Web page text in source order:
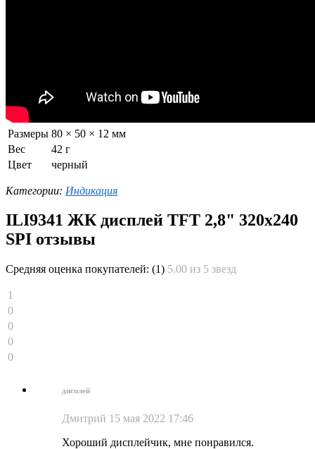
Размеры 80 × 50 × 12 мм
Вес
42 г
Цвет
черный
Категории: Индикация
ILI9341 ЖК дисплей TFT 2,8" 320x240
SPI отзывы
Средняя оценка покупателей: (1) 5.00 из 5 звезд
1
0
0
0
0
дисплей
Дмитрий 15 мая 2022 17:46
Хороший дисплейчик, мне понравился.